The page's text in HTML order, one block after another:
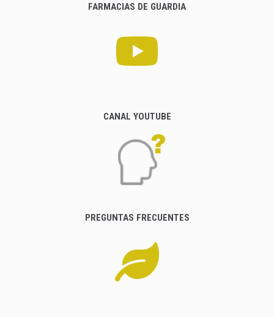
FARMACIAS DE GUARDIA
CANAL YOUTUBE
PREGUNTAS FRECUENTES